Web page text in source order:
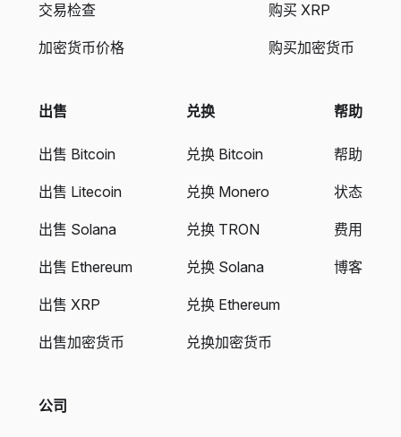
交易检查
加密货币价格
购买 XRP
购买加密货币
出售
出售 Bitcoin
出售 Litecoin
出售 Solana
出售 Ethereum
出售 XRP
出售加密货币
兑换
兑换 Bitcoin
兑换 Monero
兑换 TRON
兑换 Solana
兑换 Ethereum
兑换加密货币
帮助
帮助
状态
费用
博客
公司